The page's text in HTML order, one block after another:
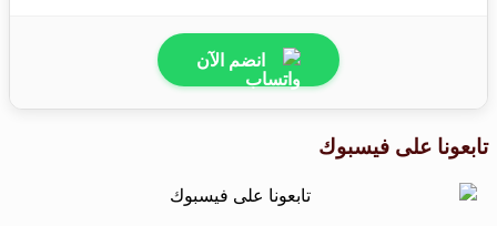
انضم الآن
تابعونا على فيسبوك